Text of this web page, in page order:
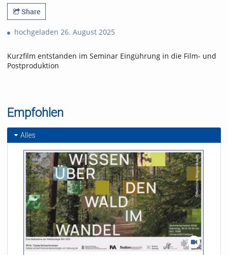
Share
hochgeladen 26. August 2025
Kurzfilm entstanden im Seminar Eingührung in die Film- und
Postproduktion
Empfohlen
Alles